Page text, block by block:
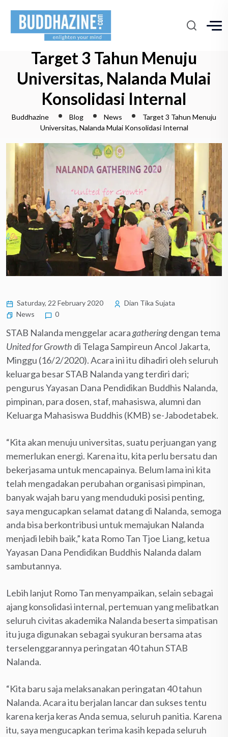
Target 3 Tahun Menuju
Universitas, Nalanda Mulai
Konsolidasi Internal
Buddhazine Blog News
Target 3 Tahun Menuju
Universitas, Nalanda Mulai Konsolidasi Internal
Saturday, 22 February 2020
Dian Tika Sujata
News
0
STAB Nalanda menggelar acaragatheringdengan tema
United for Growth di Telaga Sampireun Ancol Jakarta,
Minggu (16/2/2020). Acara ini itu dihadiri oleh seluruh
keluarga besar STAB Nalanda yang terdiri dari;
pengurus Yayasan Dana Pendidikan Buddhis Nalanda,
pimpinan, para dosen, staf, mahasiswa, alumni dan
Keluarga Mahasiswa Buddhis (KMB) se-Jabodetabek.
“Kita akan menuju universitas, suatu perjuangan yang
memerlukan energi. Karena itu, kita perlu bersatu dan
bekerjasama untuk mencapainya. Belum lama ini kita
telah mengadakan perubahan organisasi pimpinan,
banyak wajah baru yang menduduki posisi penting,
saya mengucapkan selamat datang di Nalanda, semoga
anda bisa berkontribusi untuk memajukan Nalanda
menjadi lebih baik,” kata Romo Tan Tjoe Liang, ketua
Yayasan Dana Pendidikan Buddhis Nalanda dalam
sambutannya.
Lebih lanjut Romo Tan menyampaikan, selain sebagai
ajang konsolidasi internal, pertemuan yang melibatkan
seluruh civitas akademika Nalanda beserta simpatisan
itu juga digunakan sebagai syukuran bersama atas
terselenggarannya peringatan 40 tahun STAB
Nalanda.
“Kita baru saja melaksanakan peringatan 40 tahun
Nalanda. Acara itu berjalan lancar dan sukses tentu
karena kerja keras Anda semua, seluruh panitia. Karena
itu, saya mengucapkan terima kasih kepada seluruh